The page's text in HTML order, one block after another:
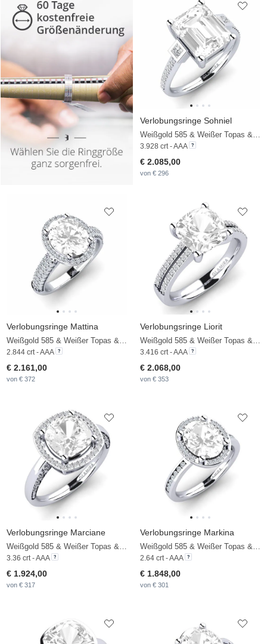
Verlobungsringe Sohniel
3.928 crt - AAA
€ 2.085,00
von € 296
Verlobungsringe Mattina
2.844 crt - AAA
€ 2.161,00
von € 372
Verlobungsringe Liorit
3.416 crt - AAA
€ 2.068,00
von € 353
Verlobungsringe Marciane
3.36 crt - AAA
€ 1.924,00
von € 317
Verlobungsringe Markina
2.64 crt - AAA
€ 1.848,00
von € 301